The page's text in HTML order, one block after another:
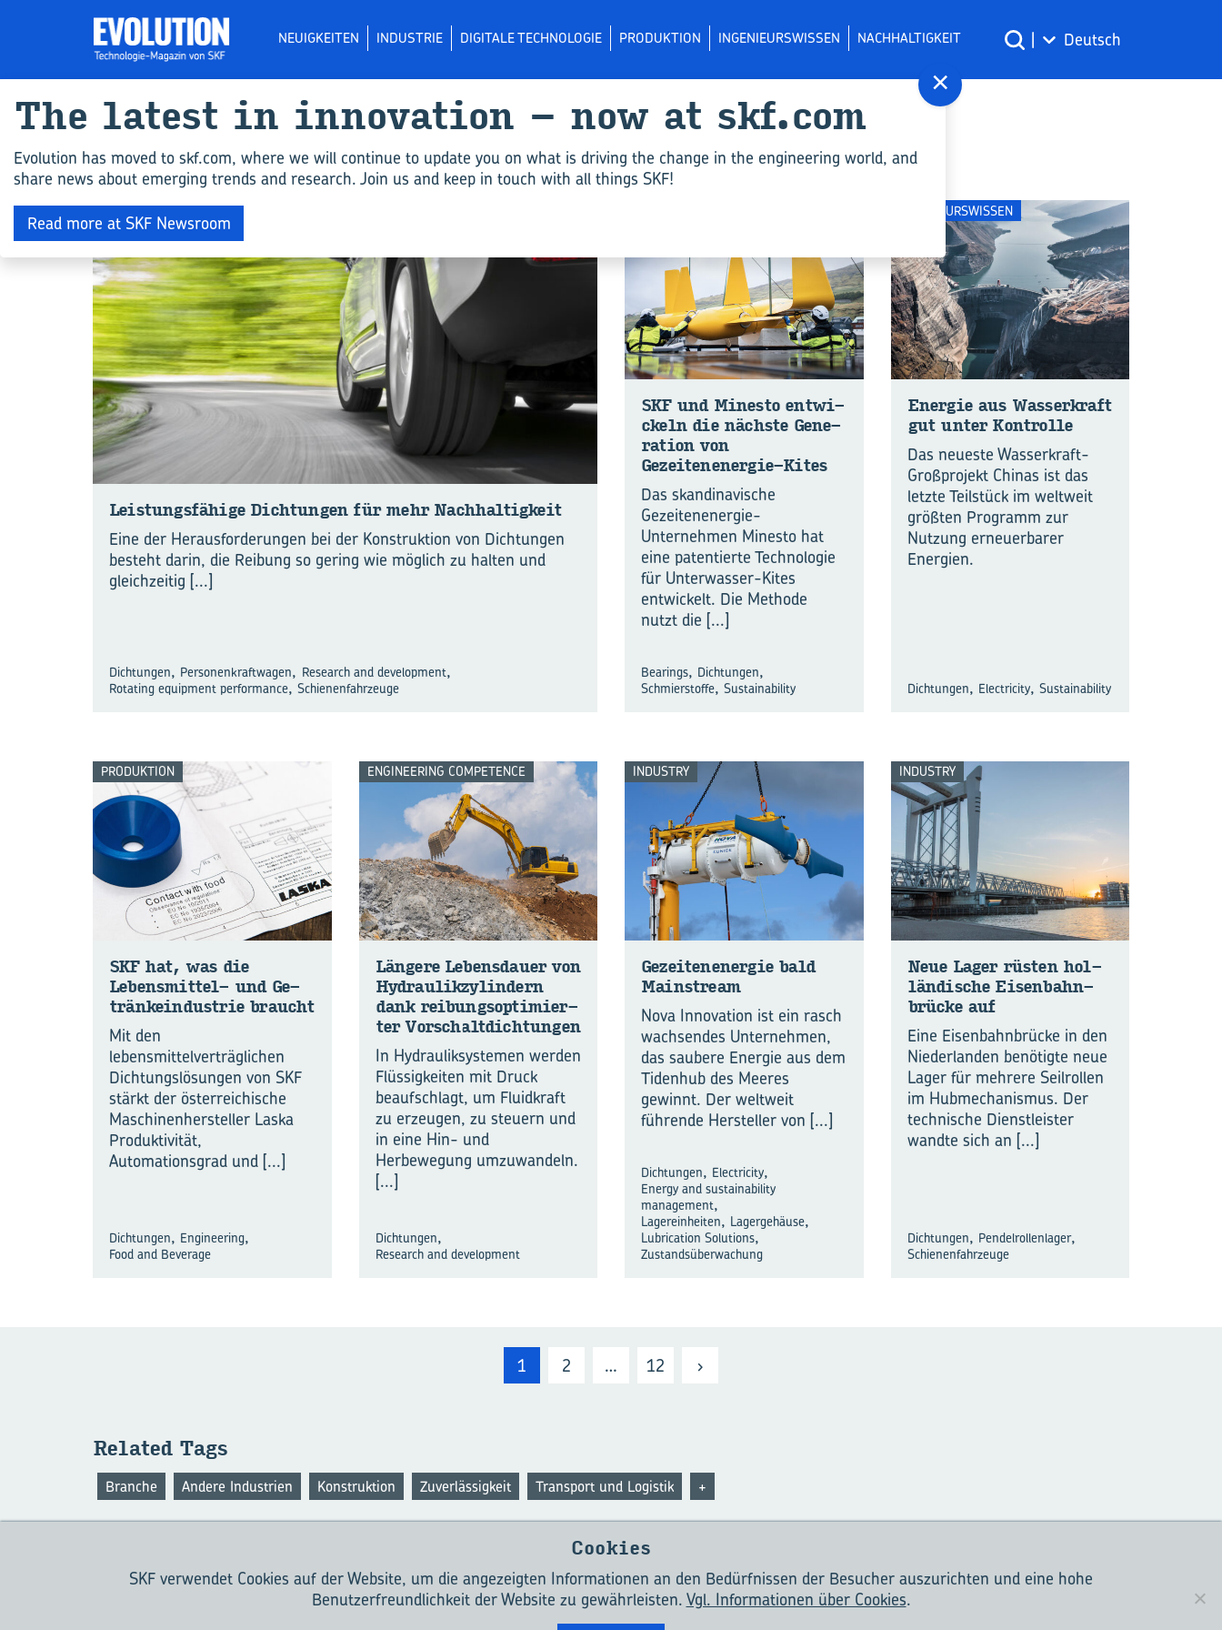
NEUIGKEITEN INDUSTRIE DIGITALE TECHNOLOGIE PRODUKTION INGENIEURSWISSEN NACHHALTIGKEIT | Deutsch
All ar­ticles for "Dich­tun­gen"
INGENIEURSWISSEN
Leis­tungs­fä­hi­ge Dich­tun­gen für mehr Nach­hal­tig­keit
Eine der Herausforderungen bei der Konstruktion von Dichtungen
besteht darin, die Reibung so gering wie möglich zu halten und
gleichzeitig [...]
Dichtungen, Personenkraftwagen, Research and development,
Rotating equipment performance, Schienenfahrzeuge
SKF und Mi­nes­to ent­wi­
ckeln die nächs­te Ge­ne­
ra­ti­on von
Gezeitenenergie-​Kites
Das skandinavische
Gezeitenenergie-
Unternehmen Minesto hat
eine patentierte Technologie
für Unterwasser-Kites
entwickelt. Die Methode
nutzt die [...]
Bearings, Dichtungen,
Schmierstoffe, Sustainability
INGENIEURSWISSEN
En­er­gie aus Was­ser­kraft
gut unter Kon­trol­le
Das neueste Wasserkraft-
Großprojekt Chinas ist das
letzte Teilstück im weltweit
größten Programm zur
Nutzung erneuerbarer
Energien.
Dichtungen, Electricity, Sustainability
PRODUKTION
SKF hat, was die
Lebensmittel-​ und Ge­
trän­ke­indus­trie braucht
Mit den
lebensmittelverträglichen
Dichtungslösungen von SKF
stärkt der österreichische
Maschinenhersteller Laska
Produktivität,
Automationsgrad und [...]
Dichtungen, Engineering,
Food and Beverage
ENGINEERING COMPETENCE
Län­ge­re Le­bens­dau­er von
Hy­drau­lik­zy­lin­dern
dank rei­bungs­op­ti­mier­
ter Vor­schalt­dich­tun­gen
In Hydrauliksystemen werden
Flüssigkeiten mit Druck
beaufschlagt, um Fluidkraft
zu erzeugen, zu steuern und
in eine Hin- und
Herbewegung umzuwandeln.
[...]
Dichtungen,
Research and development
INDUSTRY
Ge­zei­ten­en­er­gie bald
Main­stream
Nova Innovation ist ein rasch
wachsendes Unternehmen,
das saubere Energie aus dem
Tidenhub des Meeres
gewinnt. Der weltweit
führende Hersteller von [...]
Dichtungen, Electricity,
Energy and sustainability
management,
Lagereinheiten, Lagergehäuse,
Lubrication Solutions,
Zustandsüberwachung
INDUSTRY
Neue Lager rüs­ten hol­
län­di­sche Ei­sen­bahn­
brü­cke auf
Eine Eisenbahnbrücke in den
Niederlanden benötigte neue
Lager für mehrere Seilrollen
im Hubmechanismus. Der
technische Dienstleister
wandte sich an [...]
Dichtungen, Pendelrollenlager,
Schienenfahrzeuge
1 2 … 12 ›
Re­la­ted Tags
+
Branche Andere Industrien Konstruktion Zuverlässigkeit Transport und Logistik
WAS IST EVOLUTION? KONTAKT NUTZUNGSBEDINGUNGEN
DATENSCHUTZRICHTLINIEN
COOKIES
×
The la­test in in­no­va­ti­on – now at skf.com
Evolution has moved to skf.com, where we will continue to update you on what is driving the change in the engineering world, and
share news about emerging trends and research. Join us and keep in touch with all things SKF!
Read more at SKF Newsroom
Cookies
SKF verwendet Cookies auf der Website, um die angezeigten Informationen an den Bedürfnissen der Besucher auszurichten und eine hohe
Benutzerfreundlichkeit der Website zu gewährleisten. Vgl. Informationen über Cookies.